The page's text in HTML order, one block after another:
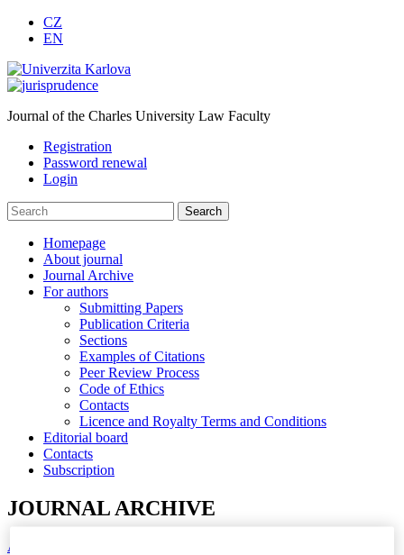
CZ
EN
Journal of the Charles University Law Faculty
Registration
Password renewal
Login
Homepage
About journal
Journal Archive
For authors
Submitting Papers
Publication Criteria
Sections
Examples of Citations
Peer Review Process
Code of Ethics
Contacts
Licence and Royalty Terms and Conditions
Editorial board
Contacts
Subscription
JOURNAL ARCHIVE
Available in ASPI